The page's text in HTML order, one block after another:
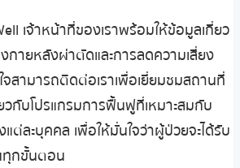
เจ้าหน้าที่ของเราพร้อมให้ข้อมูลเกี่ยว
ายหลังผ่าตัดและการลดความเสี่ยง
สามารถติดต่อเราเพื่อเยี่ยมชมสถานที่
วกับโปรแกรมการฟื้นฟูที่เหมาะสมกับ
ต่ละบุคคล เพื่อให้มั่นใจว่าผู้ป่วยจะได้รับ
ทุกขั้นตอน